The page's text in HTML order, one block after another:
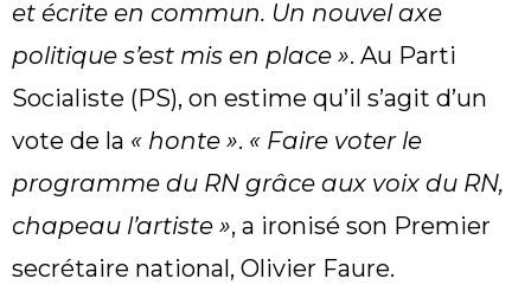
et écrite en commun. Un nouvel axe
politique s’est mis en place ». Au Parti
Socialiste (PS), on estime qu’il s’agit d’un
vote de la « honte ». « Faire voter le
programme du RN grâce aux voix du RN,
chapeau l’artiste », a ironisé son Premier
secrétaire national, Olivier Faure.